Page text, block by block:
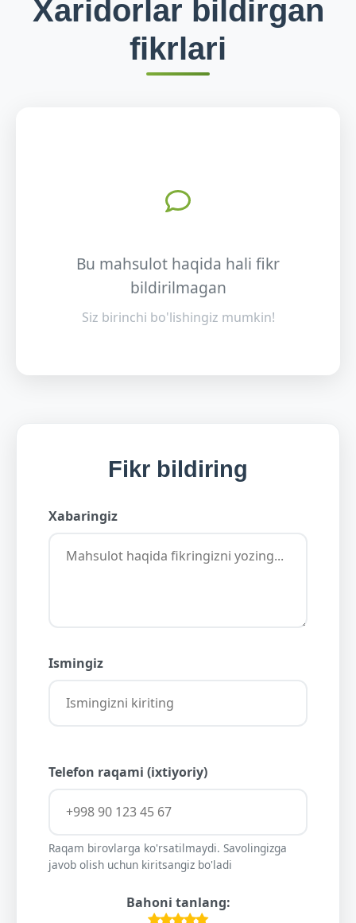
Xaridorlar bildirgan
fikrlari
Bu mahsulot haqida hali fikr
bildirilmagan
Siz birinchi bo'lishingiz mumkin!
Fikr bildiring
Xabaringiz
Ismingiz
Telefon raqami (ixtiyoriy)
Raqam birovlarga ko'rsatilmaydi. Savolingizga
javob olish uchun kiritsangiz bo'ladi
Bahoni tanlang: